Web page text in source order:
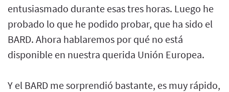
entusiasmado durante esas tres horas. Luego he
probado lo que he podido probar, que ha sido el
BARD. Ahora hablaremos por qué no está
disponible en nuestra querida Unión Europea.
Y el BARD me sorprendió bastante, es muy rápido,